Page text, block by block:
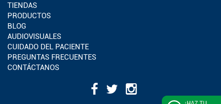
TIENDAS
PRODUCTOS
BLOG
AUDIOVISUALES
CUIDADO DEL PACIENTE
PREGUNTAS FRECUENTES
CONTÁCTANOS